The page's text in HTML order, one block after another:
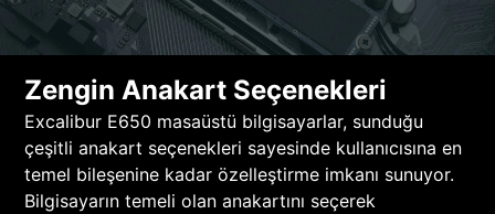
Zengin Anakart Seçenekleri
Excalibur E650 masaüstü bilgisayarlar, sunduğu
çeşitli anakart seçenekleri sayesinde kullanıcısına en
temel bileşenine kadar özelleştirme imkanı sunuyor.
Bilgisayarın temeli olan anakartını seçerek